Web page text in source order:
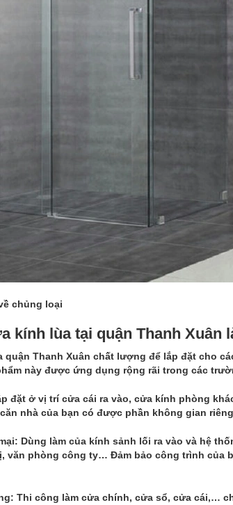
chủng loại
kính lùa tại quận Thanh Xuân
quận Thanh Xuân chất lượng để lắp đặt cho
này được ứng dụng rộng rãi trong các
đặt ở vị trí cửa cái ra vào, cửa kính phòng
nhà của bạn có được phần không gian
Dùng làm của kính sảnh lối ra vào và hệ
văn phòng công ty… Đảm bảo công trình của
Thi công làm cửa chính, cửa sổ, cửa cái,…